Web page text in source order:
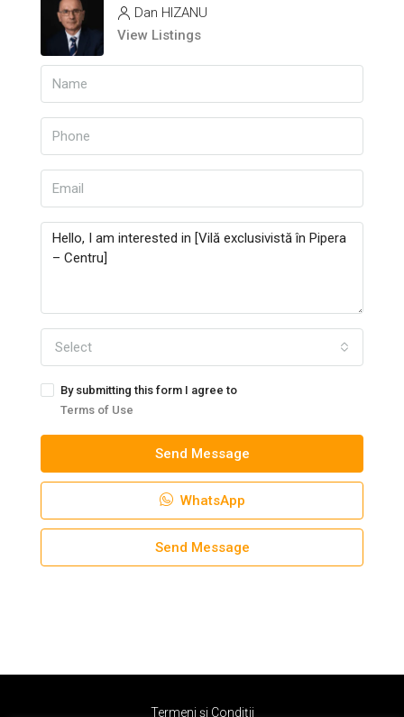
Dan HIZANU
View Listings
Select
By submitting this form I agree to
Terms of Use
Send Message
WhatsApp
Send Message
Termeni și Condiții